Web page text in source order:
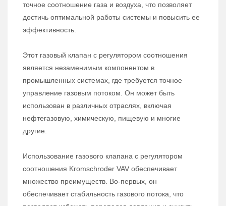
точное соотношение газа и воздуха, что позволяет
достичь оптимальной работы системы и повысить ее
эффективность.
Этот газовый клапан с регулятором соотношения
является незаменимым компонентом в
промышленных системах, где требуется точное
управление газовым потоком. Он может быть
использован в различных отраслях, включая
нефтегазовую, химическую, пищевую и многие
другие.
Использование газового клапана с регулятором
соотношения Kromschroder VAV обеспечивает
множество преимуществ. Во-первых, он
обеспечивает стабильность газового потока, что